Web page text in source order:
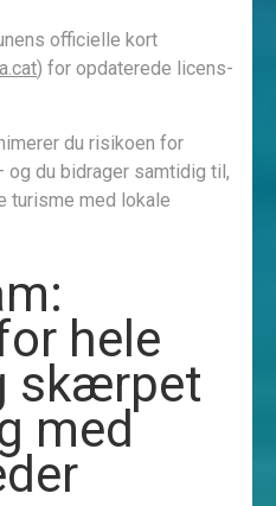
officielle kort
) for opdaterede licens­
du risikoen for
du bidrager samtidig til,
turisme med lokale
hele
skærpet
med